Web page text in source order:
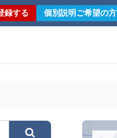
録する 個別説明ご希望の方